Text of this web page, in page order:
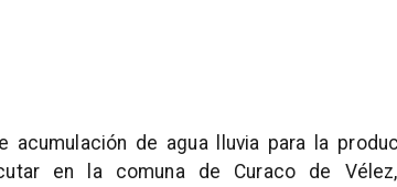
acumulación de agua lluvia para la
en la comuna de Curaco de